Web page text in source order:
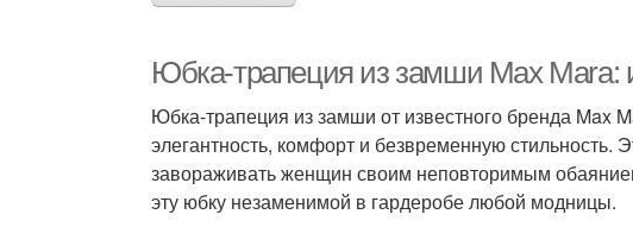
Юбка-трапеция из замши Max Mara:
Юбка-трапеция из замши от известного бренда Max
элегантность, комфорт и безвременную
завораживать женщин своим неповторимым
эту юбку незаменимой в гардеробе любой модницы.